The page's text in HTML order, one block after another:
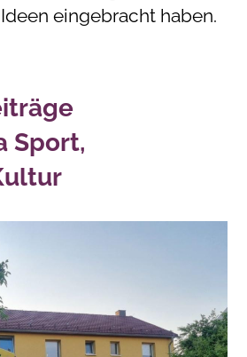
eingebracht haben.
Sport,